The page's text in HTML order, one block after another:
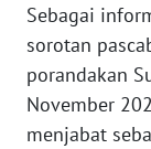
Sebagai
sorotan
porandakan
November
menjabat
JABAR
WN
BANTEN